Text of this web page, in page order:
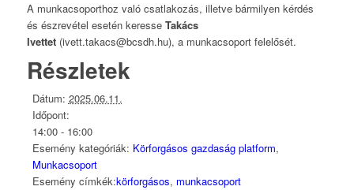
A munkacsoporthoz való csatlakozás, illetve bármilyen kérdés
és észrevétel esetén keresse Takács
Ivettet(ivett.takacs@bcsdh.hu), a munkacsoport felelősét.
Részletek
Dátum: 2025.06.11.
Időpont:
14:00 - 16:00
Esemény kategóriák: Körforgásos gazdaság platform,
Munkacsoport
Esemény címkék:körforgásos, munkacsoport